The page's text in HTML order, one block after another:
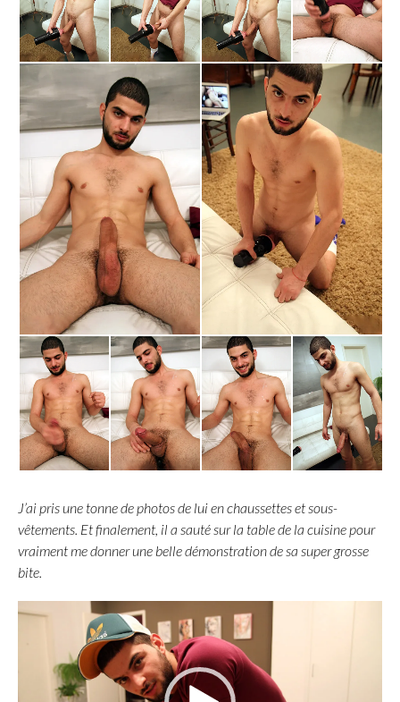
J’ai pris une tonne de photos de lui en chaussettes et sous-
vêtements. Et finalement, il a sauté sur la table de la cuisine pour
vraiment me donner une belle démonstration de sa super grosse
bite.
L